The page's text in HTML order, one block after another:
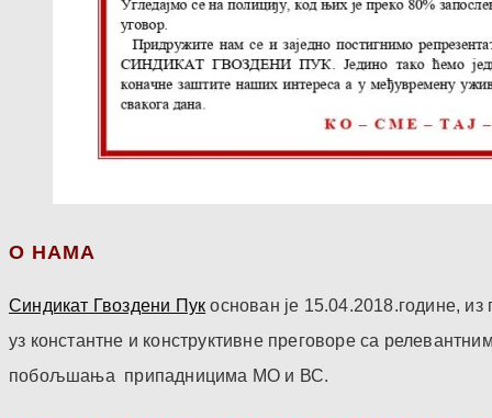
О НАМА
Синдикат Гвоздени Пук основан је 15.04.2018.године,
уз константне и конструктивне преговоре са
побољшања припадницима МО и ВС.